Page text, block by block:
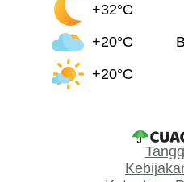
+32°C
+20°C
+20°C